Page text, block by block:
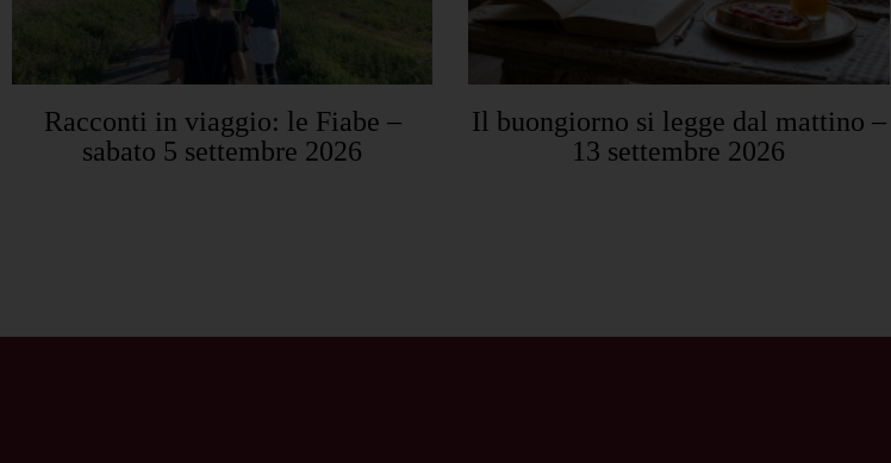
Racconti in viaggio: le Fiabe –
sabato 5 settembre 2026
Il buongiorno si legge dal mattino –
13 settembre 2026